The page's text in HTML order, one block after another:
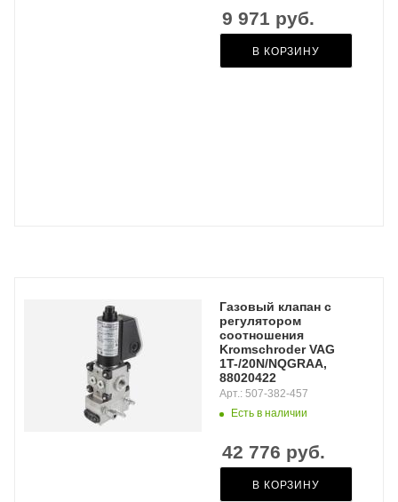
9 971 руб.
В КОРЗИНУ
Газовый клапан с
регулятором
соотношения
Kromschroder VAG
1T-/20N/NQGRAA,
88020422
Есть в наличии
Арт.: 507-382-457
42 776 руб.
В КОРЗИНУ